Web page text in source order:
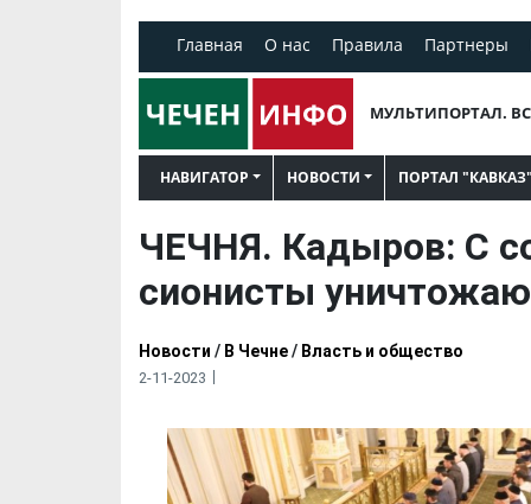
Главная О нас Правила Партнеры
МУЛЬТИПОРТАЛ.
НАВИГАТОР НОВОСТИ ПОРТАЛ "КАВКАЗ"
ЧЕЧНЯ. Кадыров: С
сионисты
Новости / В Чечне/ Власть и общество
2-11-2023